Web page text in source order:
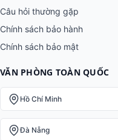
Câu hỏi thường gặp
Chính sách bảo hành
Chính sách bảo mật
VĂN PHÒNG TOÀN QUỐC
Hồ Chí Minh
Đà Nẵng